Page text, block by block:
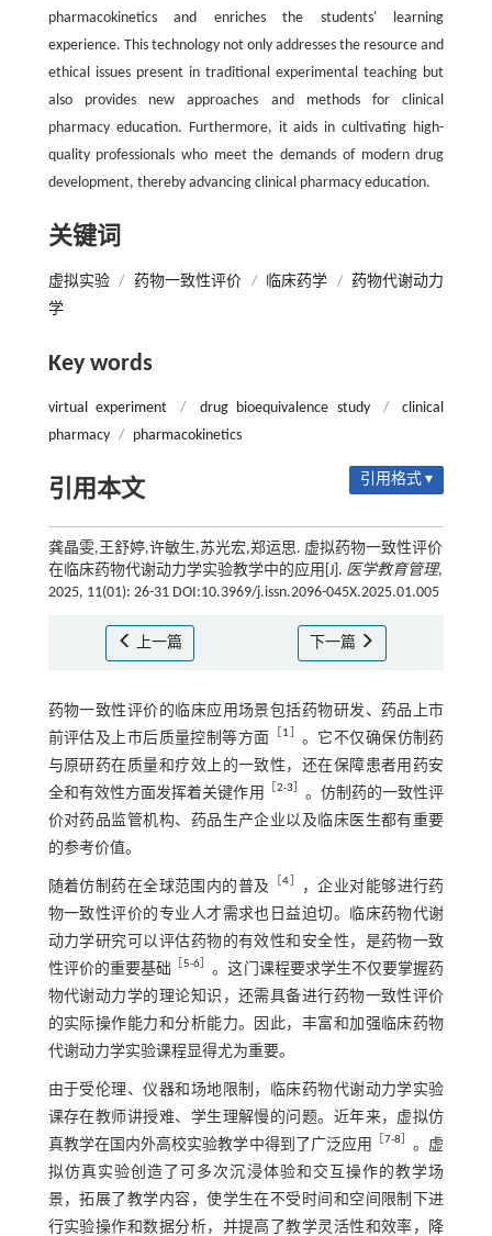
pharmacokinetics and enriches the students' learning
experience. This technology not only addresses the resource and
ethical issues present in traditional experimental teaching but
also provides new approaches and methods for clinical
pharmacy education. Furthermore, it aids in cultivating high-
quality professionals who meet the demands of modern drug
development, thereby advancing clinical pharmacy education.
关键词
虚拟实验 / 药物一致性评价 / 临床药学 /
药物代谢动力
学
Key words
virtual experiment / drug bioequivalence study /
clinical
pharmacy / pharmacokinetics
引用本文 引用格式 ▾
龚晶雯,王舒婷,许敏生,苏光宏,郑运思. 虚拟药物一致性评价
在临床药物代谢动力学实验教学中的应用[J]. 医学教育管理,
2025, 11(01): 26-31 DOI:10.3969/j.issn.2096-045X.2025.01.005
上一篇 下一篇
药物一致性评价的临床应用场景包括药物研发、药品上市
前评估及上市后质量控制等方面
［1］ 。它不仅确保仿制药
与原研药在质量和疗效上的一致性，还在保障患者用药安
全和有效性方面发挥着关键作用
［2-3］ 。仿制药的一致性评
价对药品监管机构、药品生产企业以及临床医生都有重要
的参考价值。
随着仿制药在全球范围内的普及 ［4］
，企业对能够进行药
物一致性评价的专业人才需求也日益迫切。临床药物代谢
动力学研究可以评估药物的有效性和安全性，是药物一致
性评价的重要基础
［5-6］ 。这门课程要求学生不仅要掌握药
物代谢动力学的理论知识，还需具备进行药物一致性评价
的实际操作能力和分析能力。因此，丰富和加强临床药物
代谢动力学实验课程显得尤为重要。
由于受伦理、仪器和场地限制，临床药物代谢动力学实验
课存在教师讲授难、学生理解慢的问题。近年来，虚拟仿
真教学在国内外高校实验教学中得到了广泛应用
［7-8］ 。虚
拟仿真实验创造了可多次沉浸体验和交互操作的教学场
景，拓展了教学内容，使学生在不受时间和空间限制下进
行实验操作和数据分析，并提高了教学灵活性和效率，降